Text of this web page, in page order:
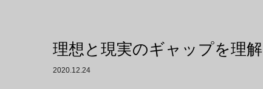
理想と現実のギャップを理
2020.12.24